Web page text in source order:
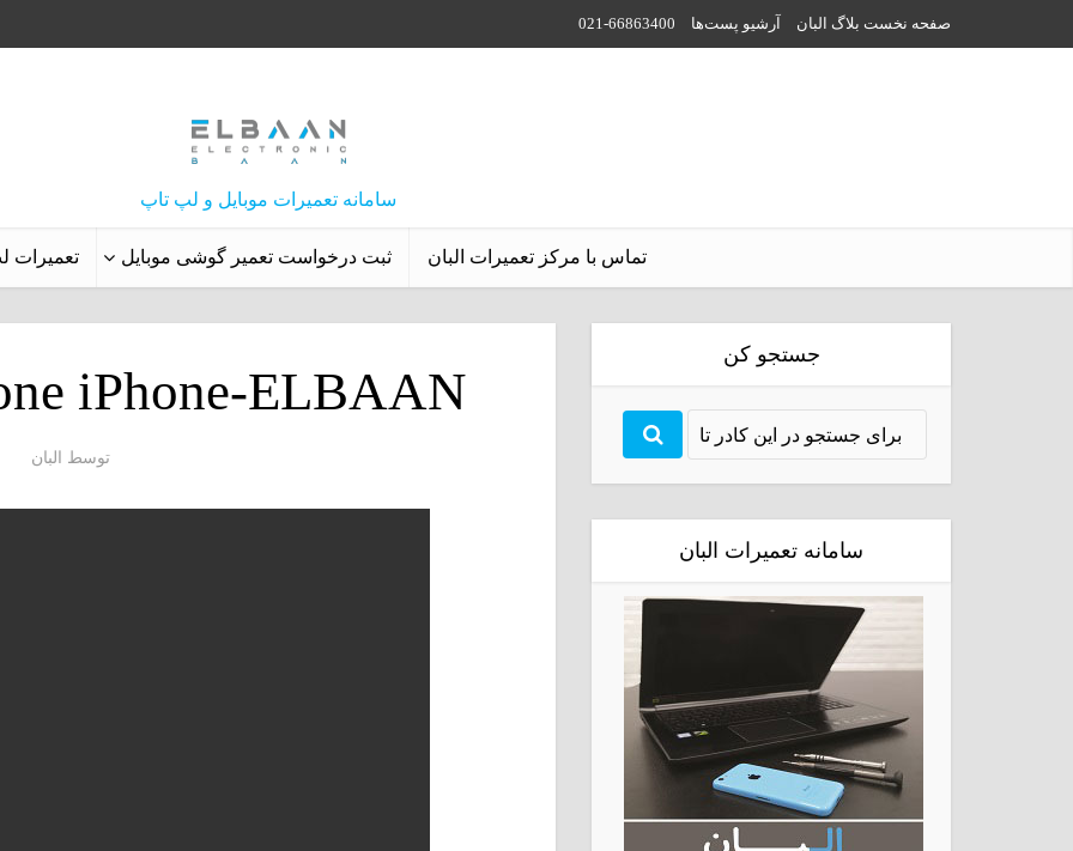
صفحه نخست بلاگ البان آرشیو پست‌ها 021-66863400
سامانه تعمیرات موبایل و لپ تاپ
تماس با مرکز تعمیرات البان ثبت درخواست تعمیر گوشی موبایل تعمیرات
iPhone-ELBAAN
توسط البان
جستجو کن
سامانه تعمیرات البان